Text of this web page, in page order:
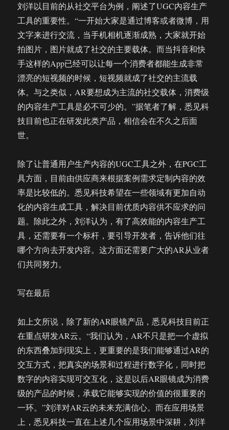
刘洋以目前的从社交平台为例，阐述了UGC内容生产
工具的重要性。“一开始大家是通过博客或者微博，用
文字来进行交流，当手机相机逐渐成熟，大家就开始
拍图片，图片就成了社交的主要载体。而当抖音和快
手这样的App已经可以让每一个消费者都能生成非常
漂亮的短视频的时候，短视频就成了社交的主流载
体。与之类似，AR要想成为主流的社交载体，消费级
的内容生产工具是必不可少的。”据笔者了解，悉见科
技目前也正在研发此类产品，相信会在不久之后面
世。
除了让普通用户生产内容的UGC工具之外，在PGC工
具方面，目前由供应商来根据案例需求定制内容的效
率是比较低的。悉见科技希望在一些领域有更加自动
化的内容生成工具，解决目前优质内容供不应求的问
题。除此之外，刘洋认为，有了高效能的内容生产工
具，还需要有一个标杆，要引导开发者，告诉他们往
哪个方向去开发内容。这方面还需要广大的AR从业者
们共同努力。
写在最后
如上文所说，除了新的AR眼镜产品，悉见科技目前正
在重点研发AR云。“我们认为，AR不只是把一个虚拟
的东西叠加到现实上，更重要的是我们能够通过AR的
交互方式，把真实的场景和过程进行数字化，同时把
数字的内容实现可交互化，这是以后AR眼镜成为消费
级的产品的时候，承载它能够实现的价值的很重要的
一环。”刘洋对AR云的未来充满信心。而在应用场景
上，悉见科技一直在上述几个应用场景中深耕，刘洋